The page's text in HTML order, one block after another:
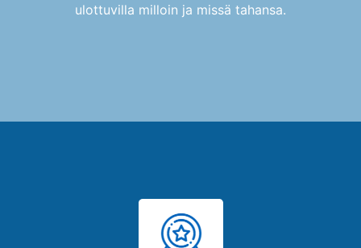
ulottuvilla milloin ja missä tahansa.